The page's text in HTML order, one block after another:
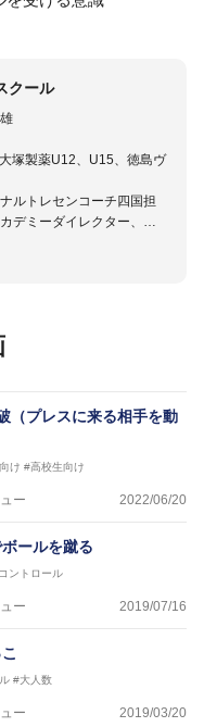
クール
塚製薬U12、U15、徳島ヴ
ルトレセンコーチ四国担
デミーダイレクター、
成講習会インストラクタ
ーフインストラクター
ンマー女子フットサル代
ルインストラクター、AFC
ットサルインストラクター
ルライセンス・JFA公認フ
ンス
イセンス・日本サッカー
（プレスに来る相手を動
け #高校生向け
ー 2022/06/20
ールを蹴る
ントロール
ー 2019/07/16
#大人数
ー 2019/03/20